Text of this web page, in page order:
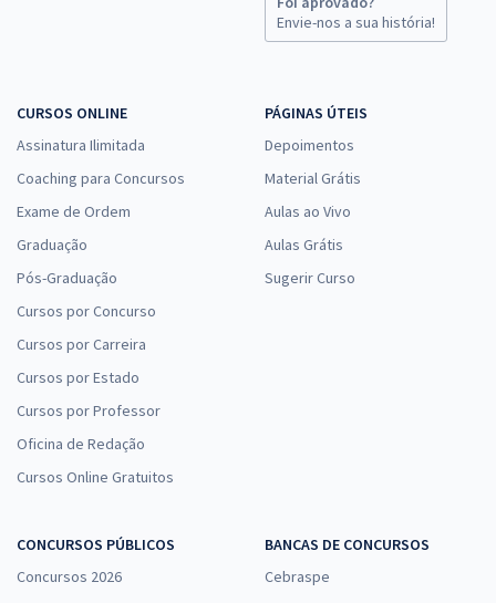
Envie-nos a sua história!
CURSOS ONLINE
Assinatura Ilimitada
Coaching para Concursos
Exame de Ordem
Graduação
Pós-Graduação
Cursos por Concurso
Cursos por Carreira
Cursos por Estado
Cursos por Professor
Oficina de Redação
Cursos Online Gratuitos
PÁGINAS ÚTEIS
Depoimentos
Material Grátis
Aulas ao Vivo
Aulas Grátis
Sugerir Curso
CONCURSOS PÚBLICOS
Concursos 2026
BANCAS DE CONCURSOS
Cebraspe